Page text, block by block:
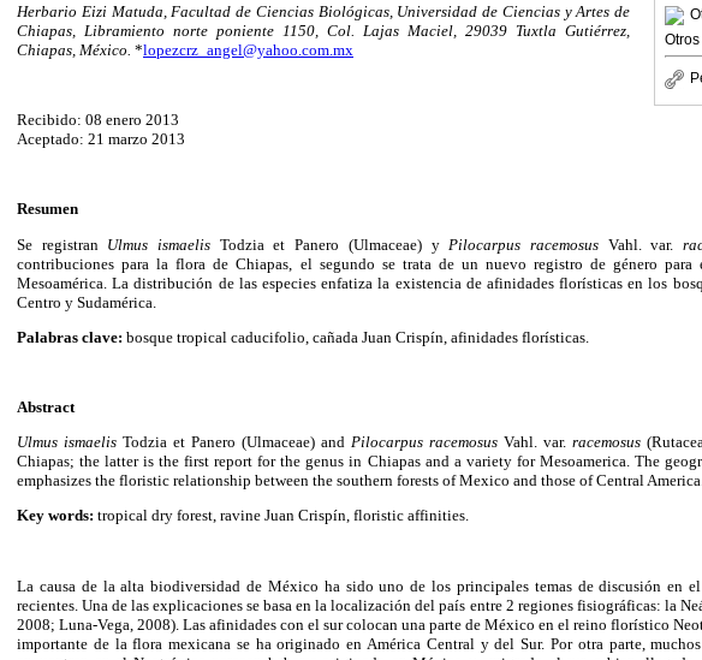
Otros
Herbario Eizi Matuda, Facultad de Ciencias Biológicas, Universidad de Ciencias y Artes de
Chiapas, Libramiento norte poniente 1150, Col. Lajas Maciel, 29039 Tuxtla Gutiérrez,
Chiapas, México. *lopezcrz_angel@yahoo.com.mx
Recibido: 08 enero 2013
Aceptado: 21 marzo 2013
Resumen
Se registran Ulmus ismaelis Todzia et Panero (Ulmaceae) y Pilocarpus racemosusVahl. var.
contribuciones para la flora de Chiapas, el segundo se trata de un nuevo registro de género
Mesoamérica. La distribución de las especies enfatiza la existencia de afinidades florísticas en los
Centro y Sudamérica.
Palabras clave: bosque tropical caducifolio, cañada Juan Crispín, afinidades florísticas.
Abstract
Ulmus ismaelis Todzia et Panero (Ulmaceae) and Pilocarpus racemosus Vahl. var. racemosus
Chiapas; the latter is the first report for the genus in Chiapas and a variety for Mesoamerica. The
emphasizes the floristic relationship between the southern forests of Mexico and those of Central
Key words: tropical dry forest, ravine Juan Crispín, floristic affinities.
La causa de la alta biodiversidad de México ha sido uno de los principales temas de discusión en
recientes. Una de las explicaciones se basa en la localización del país entre 2 regiones fisiográficas: la
2008; Luna-Vega, 2008). Las afinidades con el sur colocan una parte de México en el reino florístico
importante de la flora mexicana se ha originado en América Central y del Sur. Por otra parte,